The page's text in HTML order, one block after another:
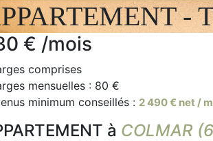
-
€ /mois
comprises
mensuelles : 80 €
minimum conseillés : 2 490 € net /
à COLMAR